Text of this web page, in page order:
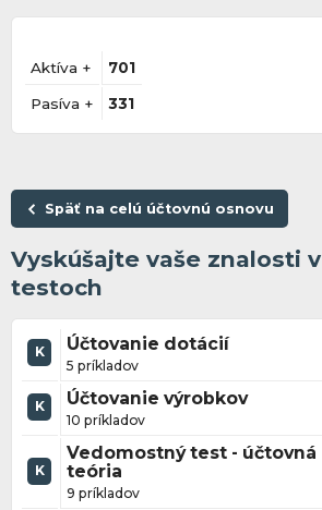
Aktíva + 701
Pasíva + 331
Späť na celú účtovnú osnovu
Vyskúšajte vaše znalosti
testoch
K Účtovanie dotácií
5 príkladov
K Účtovanie výrobkov
10 príkladov
K
Vedomostný test - účtovná
teória
9 príkladov